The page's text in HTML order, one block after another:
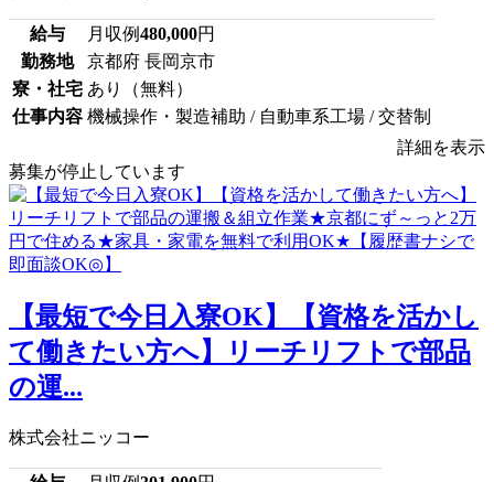
給与 月収例480,000円
勤務地
京都府 長岡京市
寮・社宅 あり（無料）
仕事内容 機械操作・製造補助 / 自動車系工場 / 交替制
詳細を表示
募集が停止しています
【最短で今日入寮OK】【資格を活かし
て働きたい方へ】リーチリフトで部品
の運...
株式会社ニッコー